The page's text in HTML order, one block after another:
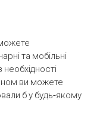
та мобільні
ви можете
б у будь-якому